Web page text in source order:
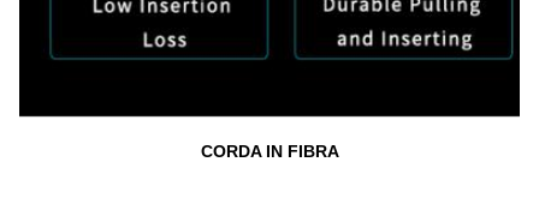
CORDA IN FIBRA